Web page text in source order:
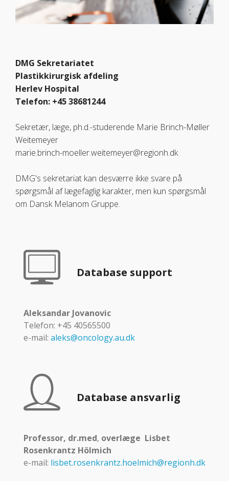
DMG Sekretariatet
Plastikkirurgisk afdeling
Herlev Hospital
Telefon: +45 38681244
Sekretær, læge, ph.d.-studerende Marie Brinch-Møller
Weitemeyer
marie.brinch-moeller.weitemeyer@regionh.dk
DMG's sekretariat kan desværre ikke svare på
spørgsmål af lægefaglig karakter, men kun spørgsmål
om Dansk Melanom Gruppe.
Database support
Aleksandar Jovanovic
Telefon: +45 40565500
e-mail: aleks@oncology.au.dk
Database ansvarlig
Professor, dr.med, overlæge Lisbet
Rosenkrantz Hölmich
e-mail: lisbet.rosenkrantz.hoelmich@regionh.dk